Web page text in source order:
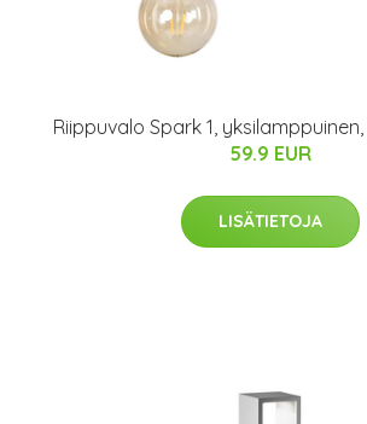
Riippuvalo Spark 1,
59.9 EUR
LISÄTIETOJA